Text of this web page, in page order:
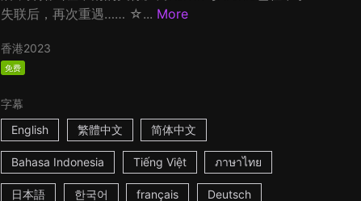
失联后，再次重遇…… ☆... More
香港2023
免费
字幕
English
繁體中文 简体中文
Bahasa Indonesia Tiếng Việt ภาษาไทย
日本語 한국어 français Deutsch